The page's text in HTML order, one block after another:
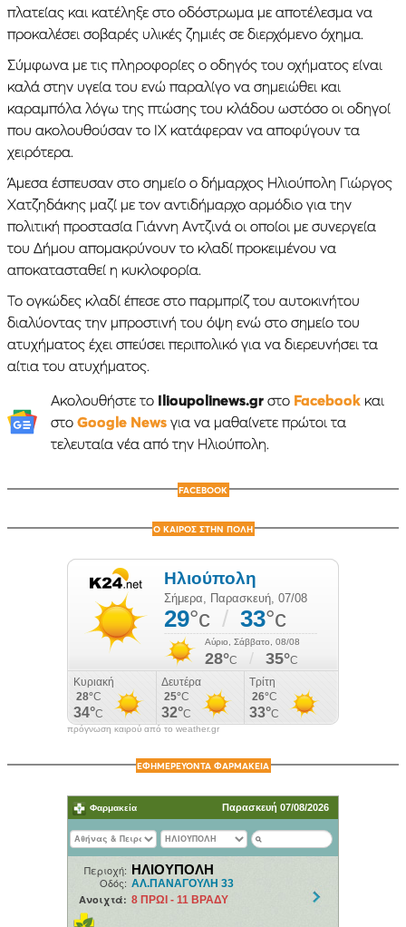
πλατείας και κατέληξε στο οδόστρωμα με αποτέλεσμα να
προκαλέσει σοβαρές υλικές ζημιές σε διερχόμενο όχημα.
Σύμφωνα με τις πληροφορίες ο οδηγός του οχήματος είναι
καλά στην υγεία του ενώ παραλίγο να σημειώθει και
καραμπόλα λόγω της πτώσης του κλάδου ωστόσο οι οδηγοί
που ακολουθούσαν το ΙΧ κατάφεραν να αποφύγουν τα
χειρότερα.
Άμεσα έσπευσαν στο σημείο ο δήμαρχος Ηλιούπολη Γιώργος
Χατζηδάκης μαζί με τον αντιδήμαρχο αρμόδιο για την
πολιτική προστασία Γιάννη Αντζινά οι οποίοι με συνεργεία
του Δήμου απομακρύνουν το κλαδί προκειμένου να
αποκατασταθεί η κυκλοφορία.
Το ογκώδες κλαδί έπεσε στο παρμπρίζ του αυτοκινήτου
διαλύοντας την μπροστινή του όψη ενώ στο σημείο του
ατυχήματος έχει σπεύσει περιπολικό για να διερευνήσει τα
αίτια του ατυχήματος.
Ακολουθήστε το Ilioupolinews.grστο Facebookκαι
στο Google Newsγια να μαθαίνετε πρώτοι τα
τελευταία νέα από την Ηλιούπολη.
FACEBOOK
Ο ΚΑΙΡΟΣ ΣΤΗΝ ΠΟΛΗ
πρόγνωση καιρού από το weather.gr
ΕΦΗΜΕΡΕΥΟΝΤΑ ΦΑΡΜΑΚΕΙΑ